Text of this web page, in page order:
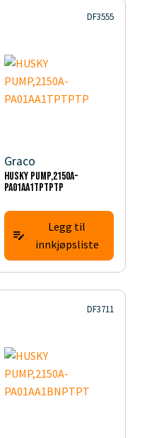
DF3555
Graco
HUSKY PUMP,2150A-
PA01AA1TPTPTP
Legg til
innkjøpsliste
DF3711